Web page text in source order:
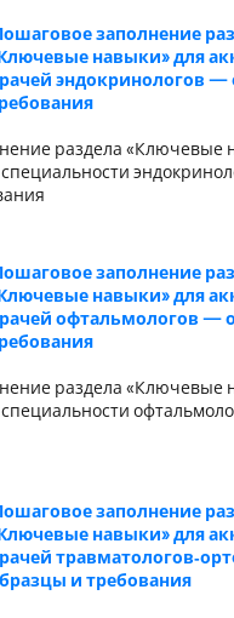
заполнение
навыки» для
эндокринологов —
раздела «Ключевые
заполнение
навыки» для
офтальмологов —
раздела «Ключевые
заполнение
навыки» для
и требования